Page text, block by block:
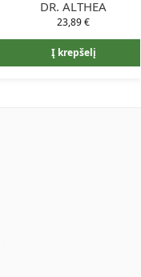
DR. ALTHEA
23,89€
Į krepšelį